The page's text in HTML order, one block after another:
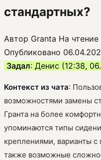
стандартных?
Автор Granta На чтение
Опубликовано
Задал: Денис (12:38,
Контекст из чата:
возможностями замены
Гранта на более
упоминаются типы
креплениями, варианты с
также возможные